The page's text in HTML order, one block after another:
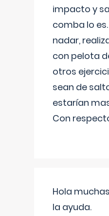
impacto y
comba lo
nadar,
con pelota
otros
sean de
estarían
Con
Hola
la ayuda.